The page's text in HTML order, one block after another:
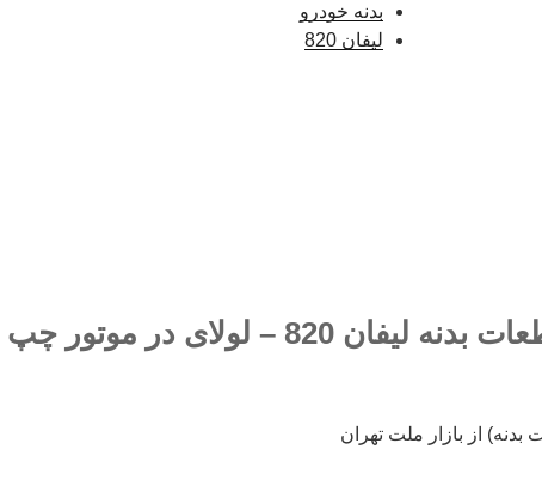
بدنه خودرو
لیفان 820
فروش کلیه لوازم قطعات بدنه لیفان 820 – لولای در موتور چپ